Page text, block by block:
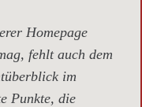
Homepage
fehlt auch dem
im
Punkte, die